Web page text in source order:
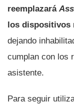
reemplazará
los dispositivos
dejando
cumplan con los
asistente.
Para seguir